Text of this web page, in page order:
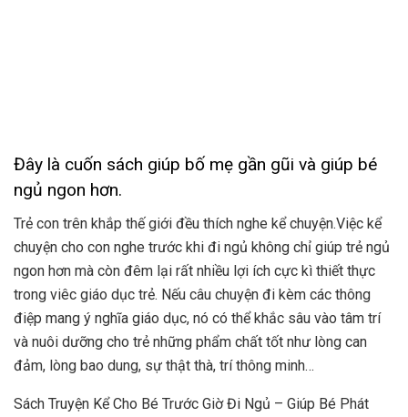
Đây là cuốn sách giúp bố mẹ gần gũi và giúp bé
ngủ ngon hơn.
Trẻ con trên khắp thế giới đều thích nghe kể chuyện.Việc kể
chuyện cho con nghe trước khi đi ngủ không chỉ giúp trẻ ngủ
ngon hơn mà còn đêm lại rất nhiều lợi ích cực kì thiết thực
trong viêc giáo dục trẻ. Nếu câu chuyện đi kèm các thông
điệp mang ý nghĩa giáo dục, nó có thể khắc sâu vào tâm trí
và nuôi dưỡng cho trẻ những phẩm chất tốt như lòng can
đảm, lòng bao dung, sự thật thà, trí thông minh…
Sách Truyện Kể Cho Bé Trước Giờ Đi Ngủ – Giúp Bé Phát